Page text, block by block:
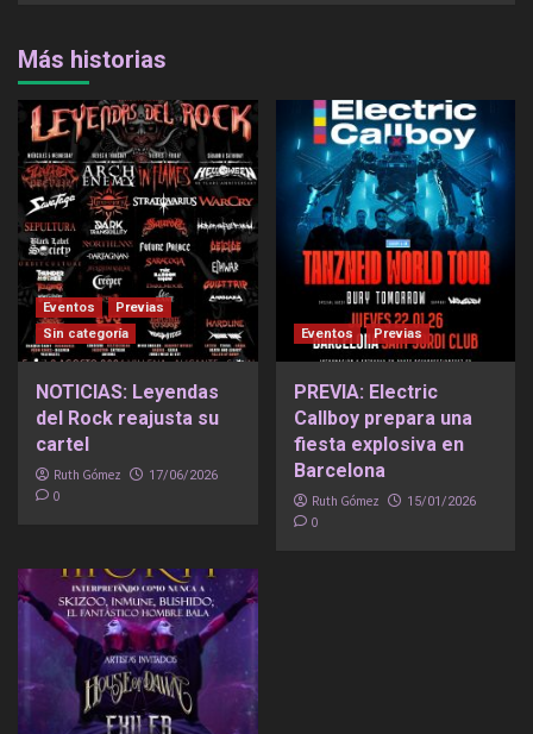
Más historias
Eventos
Previas
Sin categoría
NOTICIAS: Leyendas
del Rock reajusta su
cartel
Ruth Gómez 17/06/2026
0
Eventos Previas
PREVIA: Electric
Callboy prepara una
fiesta explosiva en
Barcelona
Ruth Gómez 15/01/2026
0